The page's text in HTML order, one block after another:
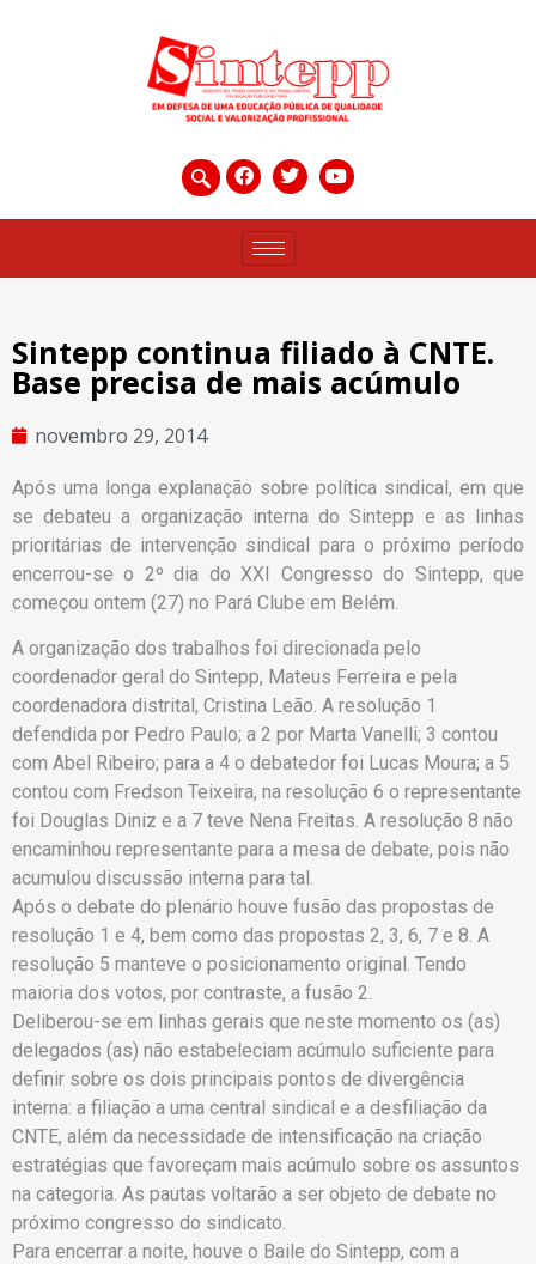
Sintepp continua filiado à CNTE.
Base precisa de mais acúmulo
novembro 29, 2014
Após uma longa explanação sobre política sindical, em que
se debateu a organização interna do Sintepp e as linhas
prioritárias de intervenção sindical para o próximo período
encerrou-se o 2º dia do XXI Congresso do Sintepp, que
começou ontem (27) no Pará Clube em Belém.
A organização dos trabalhos foi direcionada pelo
coordenador geral do Sintepp, Mateus Ferreira e pela
coordenadora distrital, Cristina Leão. A resolução 1
defendida por Pedro Paulo; a 2 por Marta Vanelli; 3 contou
com Abel Ribeiro; para a 4 o debatedor foi Lucas Moura; a 5
contou com Fredson Teixeira, na resolução 6 o representante
foi Douglas Diniz e a 7 teve Nena Freitas. A resolução 8 não
encaminhou representante para a mesa de debate, pois não
acumulou discussão interna para tal.
Após o debate do plenário houve fusão das propostas de
resolução 1 e 4, bem como das propostas 2, 3, 6, 7 e 8. A
resolução 5 manteve o posicionamento original. Tendo
maioria dos votos, por contraste, a fusão 2.
Deliberou-se em linhas gerais que neste momento os (as)
delegados (as) não estabeleciam acúmulo suficiente para
definir sobre os dois principais pontos de divergência
interna: a filiação a uma central sindical e a desfiliação da
CNTE, além da necessidade de intensificação na criação
estratégias que favoreçam mais acúmulo sobre os assuntos
na categoria. As pautas voltarão a ser objeto de debate no
próximo congresso do sindicato.
Para encerrar a noite, houve o Baile do Sintepp, com a